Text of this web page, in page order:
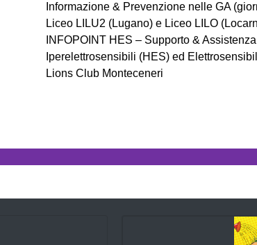
Informazione & Prevenzione nelle GA
Liceo LILU2 (Lugano) e Liceo LILO
INFOPOINT HES – Supporto &
Iperelettrosensibili (HES) ed
Lions Club Monteceneri